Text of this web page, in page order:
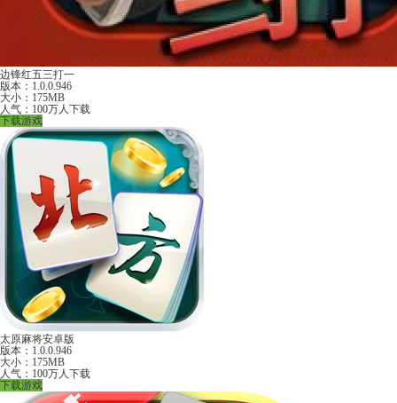
边锋红五三打一
版本：1.0.0.946
大小：175MB
人气：100万人下载
下载游戏
太原麻将安卓版
版本：1.0.0.946
大小：175MB
人气：100万人下载
下载游戏